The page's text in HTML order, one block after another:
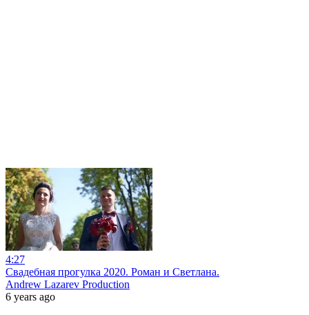
4:27
Свадебная прогулка 2020. Роман и Светлана.
Andrew Lazarev Production
6 years ago